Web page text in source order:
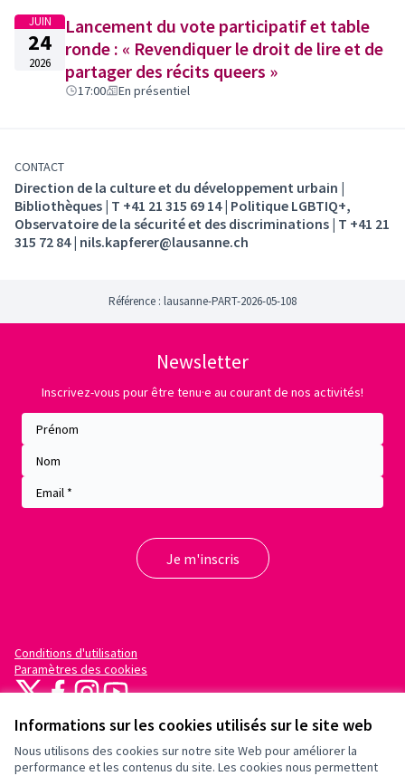
Informations sur les cookies utilisés sur le site web
Nous utilisons des cookies sur notre site Web pour améliorer la
performance et les contenus du site. Les cookies nous permettent
septembre. Cela vous laisse le temps de parcourir
quelques livres durant l’été.
Et la suite ?Les livres qui auront reçu le plus de votes
seront acquis par D’CLiQ – Cercles Littéraires Queers,
soutenue par l’association Proxy-Malles. Ils seront
Cercles Littéraires Queers et l'association Proxy-Malles.
JUIN
24
2026
Lancement du vote participatif et table
ronde : « Revendiquer le droit de lire et de
partager des récits queers »
17:00 En présentiel
CONTACT
Direction de la culture et du développement urbain |
Bibliothèques | T +41 21 315 69 14 | Politique LGBTIQ+,
Observatoire de la sécurité et des discriminations | T +41 21
315 72 84 | nils.kapferer@lausanne.ch
Référence : lausanne-PART-2026-05-108
Newsletter
Inscrivez-vous pour être tenu·e au courant de nos activités!
Conditions d'utilisation
Paramètres des cookies
X
FacebookInstagram
YouTube